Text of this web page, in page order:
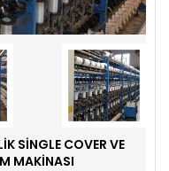
SINGLE COVER VE
MAKINASI